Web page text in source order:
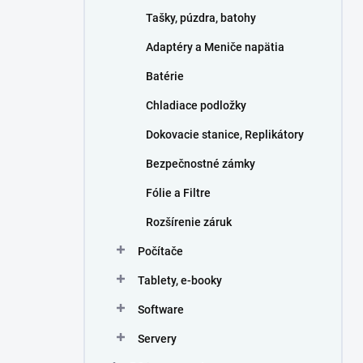
Tašky, púzdra, batohy
Adaptéry a Meniče napätia
Batérie
Chladiace podložky
Dokovacie stanice, Replikátory
Bezpečnostné zámky
Fólie a Filtre
Rozšírenie záruk
Počítače
Tablety, e-booky
Software
Servery